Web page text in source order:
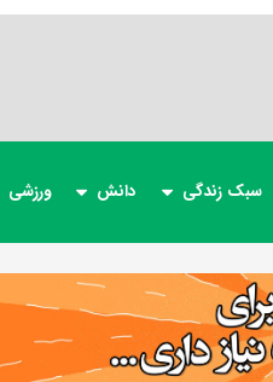
سبک زندگی دانش ورزشی